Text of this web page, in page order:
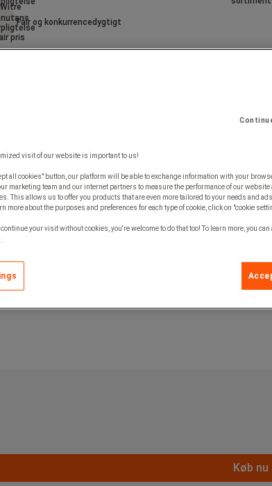
Fair og konkurrencedygtigt
Køb nu
visit of our website is important to us!
all cookies" button, our platform will be able to exchange information with your
marketing team and our internet partners to measure the performance of our website
This allows us to offer you products that are even more tailored to your needs and
more about the purposes and preferences for each type of cookie, click on "cookie
your visit without cookies, you're welcome to do that too! To learn more, you can